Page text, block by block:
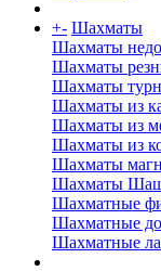
+- Шахматы
Шахматы
Шахматы
Шахматы
Шахматы из
Шахматы из
Шахматы из
Шахматы
Шахматы
Шахматные
Шахматные
Шахматные